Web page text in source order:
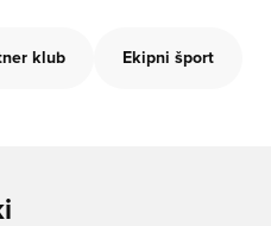
klub Ekipni šport